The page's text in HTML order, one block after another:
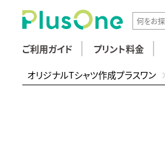
ご利用ガイド プリント料金
オリジナルTシャツ作成プラスワン